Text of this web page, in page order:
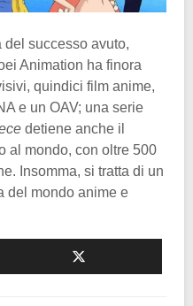
del successo avuto,
Animation ha finora
quindici film anime,
e un OAV; una serie
detiene anche il
al mondo, con oltre 500
Insomma, si tratta di un
del mondo anime e